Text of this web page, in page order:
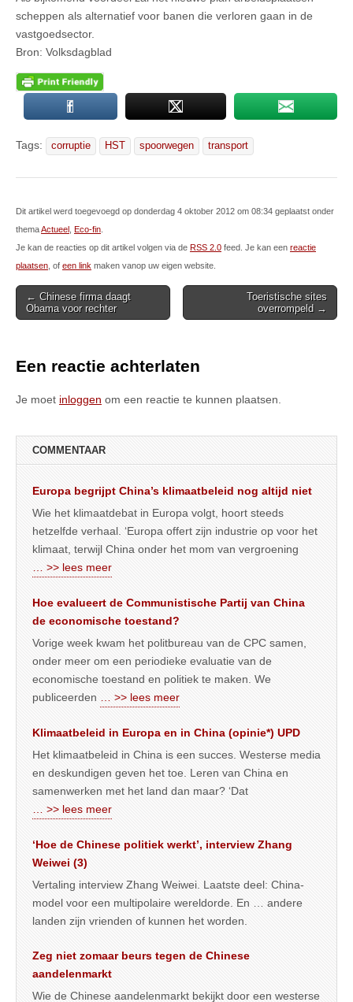
scheppen als alternatief voor banen die verloren gaan in de
vastgoedsector.
Bron: Volksdagblad
Tags: corruptie HST spoorwegen transport
Dit artikel werd toegevoegd op donderdag 4 oktober 2012 om 08:34 geplaatst onder
themaActueel Eco-fin
Je kan de reacties op dit artikel volgen via de RSS 2.0 feed. Je kan een reactie
plaatsen , of een link maken vanop uw eigen website.
Post
navigation
← Chinese firma daagt
Obama voor rechter
Toeristische sites
overrompeld →
Een reactie achterlaten
Je moet inloggen om een reactie te kunnen plaatsen.
COMMENTAAR
Europa begrijpt China’s klimaatbeleid nog altijd niet
Wie het klimaatdebat in Europa volgt, hoort steeds
hetzelfde verhaal. ‘Europa offert zijn industrie op voor het
klimaat, terwijl China onder het mom van vergroening
… >> lees meer
Hoe evalueert de Communistische Partij van China
de economische toestand?
Vorige week kwam het politbureau van de CPC samen,
onder meer om een periodieke evaluatie van de
economische toestand en politiek te maken. We
publiceerden
… >> lees meer
Klimaatbeleid in Europa en in China (opinie*) UPD
Het klimaatbeleid in China is een succes. Westerse media
en deskundigen geven het toe. Leren van China en
samenwerken met het land dan maar? ‘Dat
… >> lees meer
‘Hoe de Chinese politiek werkt’, interview Zhang
Weiwei (3)
Vertaling interview Zhang Weiwei. Laatste deel: China-
model voor een multipolaire wereldorde. En … andere
landen zijn vrienden of kunnen het worden.
Zeg niet zomaar beurs tegen de Chinese
aandelenmarkt
Wie de Chinese aandelenmarkt bekijkt door een westerse